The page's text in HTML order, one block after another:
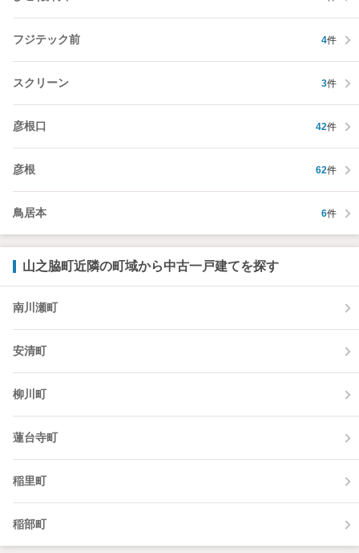
フジテック前 4件
スクリーン 3件
彦根口 42件
彦根 62件
鳥居本 6件
山之脇町近隣の町域から中古一戸建てを探す
南川瀬町
安清町
柳川町
蓮台寺町
稲里町
稲部町